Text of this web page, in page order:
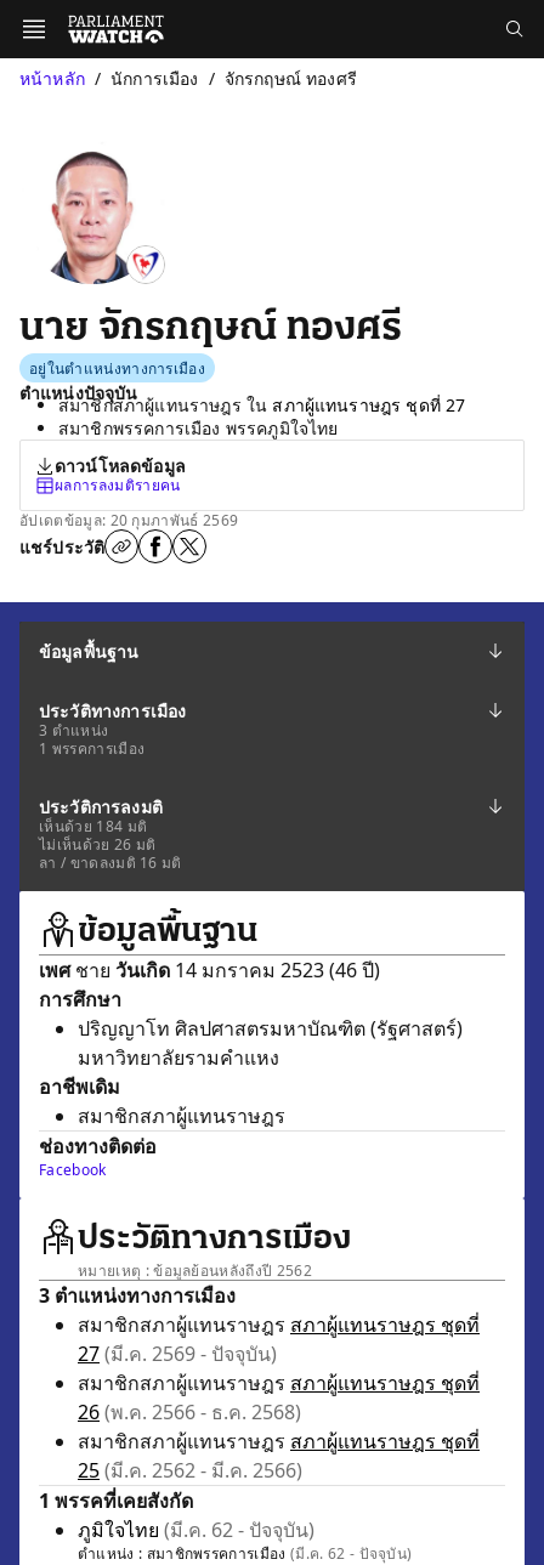
หน้าหลัก นักการเมือง จักรกฤษณ์ ทองศรี
นาย จักรกฤษณ์ ทองศรี
อยู่ในตำแหน่งทางการเมือง
ตำแหน่งปัจจุบัน
สมาชิกสภาผู้แทนราษฎร ใน สภาผู้แทนราษฎร ชุดที่ 27
สมาชิกพรรคการเมือง พรรคภูมิใจไทย
ดาวน์โหลดข้อมูล
ผลการลงมติรายคน
อัปเดตข้อมูล: 20 กุมภาพันธ์ 2569
แชร์ประวัติ
ข้อมูลพื้นฐาน
ประวัติทางการเมือง
3 ตำแหน่ง
1 พรรคการเมือง
ประวัติการลงมติ
เห็นด้วย 184 มติ
ไม่เห็นด้วย 26 มติ
ลา / ขาดลงมติ 16 มติ
ข้อมูลพื้นฐาน
เพศชาย วันเกิด 14 มกราคม 2523 (46 ปี)
การศึกษา
ปริญญาโท ศิลปศาสตรมหาบัณฑิต (รัฐศาสตร์)
มหาวิทยาลัยรามคำแหง
อาชีพเดิม
สมาชิกสภาผู้แทนราษฎร
ช่องทางติดต่อ
Facebook
ประวัติทางการเมือง
หมายเหตุ : ข้อมูลย้อนหลังถึงปี 2562
3 ตำแหน่งทางการเมือง
สมาชิกสภาผู้แทนราษฎร สภาผู้แทนราษฎร ชุดที่
27(มี.ค. 2569 - ปัจจุบัน)
สมาชิกสภาผู้แทนราษฎร สภาผู้แทนราษฎร ชุดที่
26(พ.ค. 2566 - ธ.ค. 2568)
สมาชิกสภาผู้แทนราษฎร สภาผู้แทนราษฎร ชุดที่
25(มี.ค. 2562 - มี.ค. 2566)
1 พรรคที่เคยสังกัด
ภูมิใจไทย (มี.ค. 62 - ปัจจุบัน)
ตำแหน่ง : สมาชิกพรรคการเมือง(มี.ค. 62 - ปัจจุบัน)